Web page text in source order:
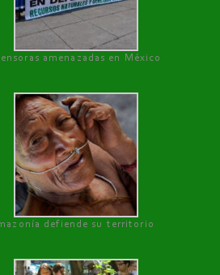
amenazadas en México
defiende su territorio